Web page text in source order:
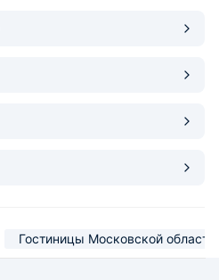
Гостиницы Московской области